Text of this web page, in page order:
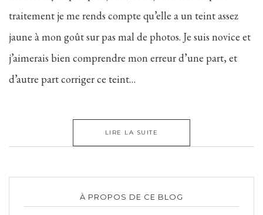
traitement je me rends compte qu’elle a un teint assez
jaune à mon goût sur pas mal de photos. Je suis novice et
j’aimerais bien comprendre mon erreur d’une part, et
d’autre part corriger ce teint…
LIRE LA SUITE
À PROPOS DE CE BLOG